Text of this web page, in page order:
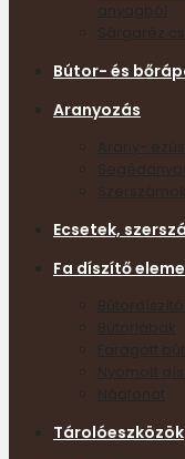
Sárgaréz
Bútor- és
Aranyozás
Arany-
Ecsetek,
Fa díszítő
Bútorlábak
Faragott
Nyomott
Tárolóeszközök